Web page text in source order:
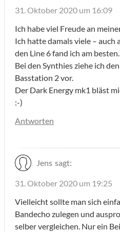
31. Oktober 2020 um 16:09
Ich habe viel Freude an
Ich hatte damals viele – auch
den Line 6 fand ich am besten.
Bei den Synthies ziehe ich
Basstation 2 vor.
Der Dark Energy mk1 bläst
:-)
Antworten
Jens sagt:
31. Oktober 2020 um 19:25
Vielleicht sollte man sich
Bandecho zulegen und
selber vergleichen. Nur ein